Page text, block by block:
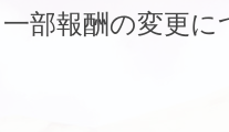
部報酬の変更